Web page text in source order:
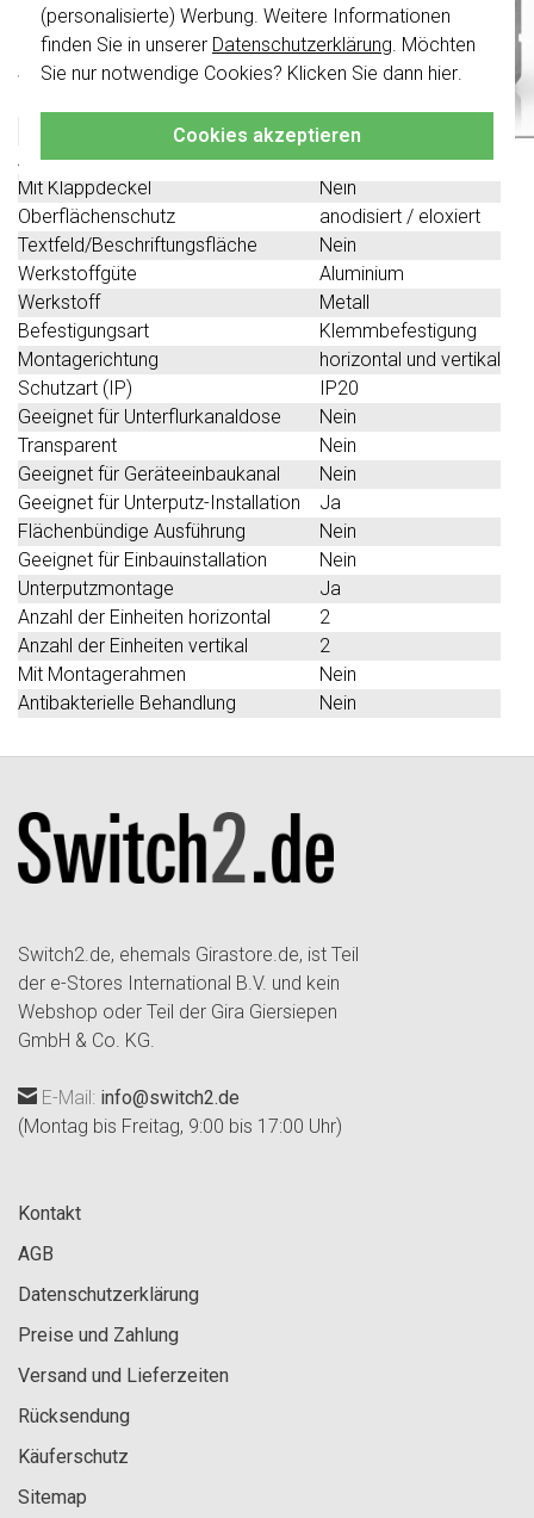
(personalisierte) Werbung. Weitere Informationen
finden Sie in unserer Datenschutzerklärung . Möchten
Sie nur notwendige Cookies? Klicken Sie dann hier
Cookies akzeptieren
Technische Spezifikationen
Spezifikation
Wert
Nein
Anzahl der Einheiten
2
Mit Klappdeckel
Nein
Oberflächenschutz
anodisiert / eloxiert
Textfeld/Beschriftungsfläche
Nein
Werkstoffgüte
Aluminium
Werkstoff
Metall
Befestigungsart
Klemmbefestigung
Montagerichtung
horizontal und vertikal
Schutzart (IP)
IP20
Geeignet für Unterflurkanaldose
Nein
Transparent
Nein
Geeignet für Geräteeinbaukanal
Nein
Geeignet für Unterputz-Installation
Ja
Flächenbündige Ausführung
Nein
Geeignet für Einbauinstallation
Nein
Unterputzmontage
Ja
Anzahl der Einheiten horizontal
2
Anzahl der Einheiten vertikal
2
Mit Montagerahmen
Nein
Antibakterielle Behandlung
Nein
Switch2.de, ehemals Girastore.de, ist Teil
der e-Stores International B.V. und kein
Webshop oder Teil der Gira Giersiepen
GmbH & Co. KG.
E-Mail: info@switch2.de
(Montag bis Freitag, 9:00 bis 17:00 Uhr)
Kontakt
AGB
Datenschutzerklärung
Preise und Zahlung
Versand und Lieferzeiten
Rücksendung
Käuferschutz
Sitemap
2024 kombinierbar.
Klicken Sie hier
für weitere Informationen,
damit Sie immer das Richtige bestellen.